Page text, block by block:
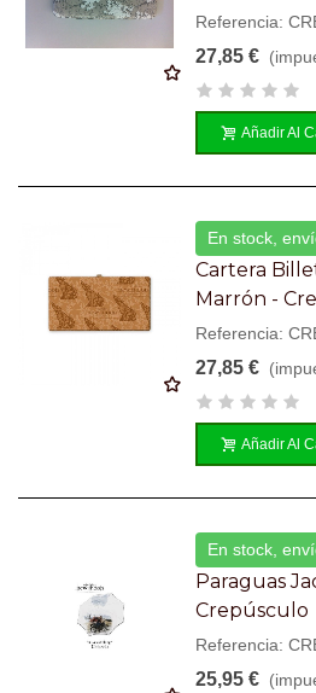
Referencia:
27,85 €
Añadir Al
En stock,
Cartera
Marrón -
Referencia:
27,85 €
Añadir Al
En stock,
Paraguas
Crepúsculo
Referencia:
25,95 €